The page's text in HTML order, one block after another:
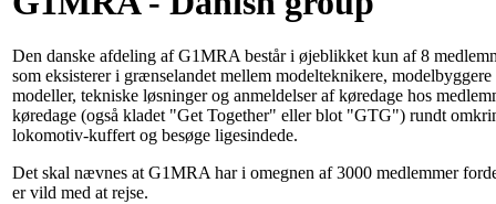
Den danske afdeling af G1MRA består i øjeblikket kun af 8
som eksisterer i grænselandet mellem modelteknikere,
modeller, tekniske løsninger og anmeldelser af køredage hos
køredage (også kladet "Get Together" eller blot "GTG") rundt
lokomotiv-kuffert og besøge ligesindede.
Det skal nævnes at G1MRA har i omegnen af 3000 medlemmer
er vild med at rejse.